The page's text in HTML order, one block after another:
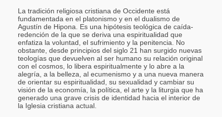
La tradición religiosa cristiana de Occidente está
fundamentada en el platonismo y en el dualismo de
Agustín de Hipona. Es una hipótesis teológica de caída-
redención de la que se deriva una espiritualidad que
enfatiza la voluntad, el sufrimiento y la penitencia. No
obstante, desde principios del siglo 21 han surgido nuevas
teologías que devuelven al ser humano su relación original
con el cosmos, lo libera espiritualmente y lo abre a la
alegría, a la belleza, al ecumenismo y a una nueva manera
de orientar su espiritualidad, su sexualidad y cambiar su
visión de la economía, la política, el arte y la liturgia que ha
generado una grave crisis de identidad hacia el interior de
la Iglesia cristiana actual.